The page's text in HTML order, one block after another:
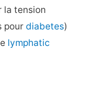
la tension
pourdiabetes)
lymphatic